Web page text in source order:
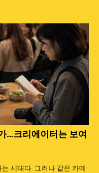
…크리에이터는 보여
시대다. 그러나 같은 카메